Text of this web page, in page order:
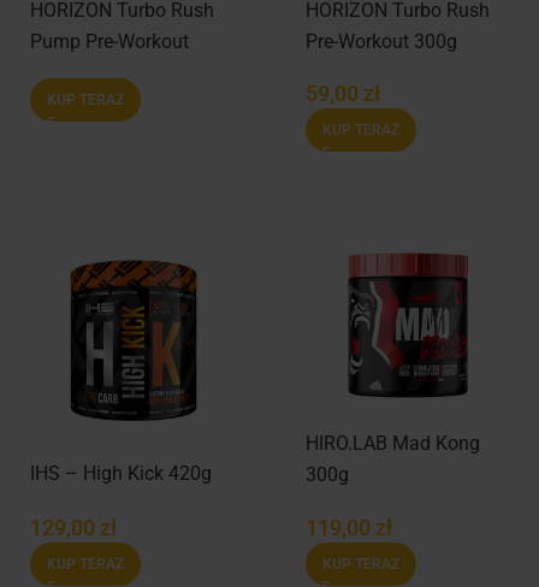
HORIZON Turbo Rush
Pump Pre-Workout
300g
KUP TERAZ
HORIZON Turbo Rush
Pre-Workout 300g
59,00 zł
KUP TERAZ
IHS – High Kick 420g
129,00 zł
KUP TERAZ
HIRO.LAB Mad Kong
300g
119,00 zł
KUP TERAZ